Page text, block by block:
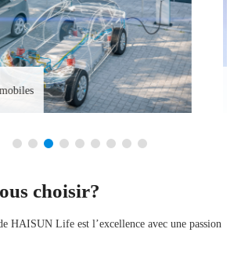
choisir?
HAISUN Life est l’excellence avec une passion